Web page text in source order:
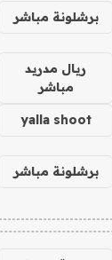
برشلونة مباشر
ريال مدريد
مباشر
yalla shoot
برشلونة مباشر